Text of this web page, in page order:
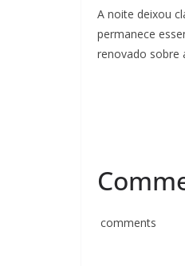
A noite deixou
permanece
renovado sobre
comments